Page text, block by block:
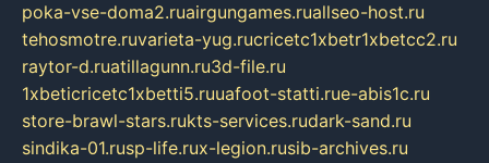
poka-vse-doma2.ruairgungames.ruallseo-host.ru
tehosmotre.ruvarieta-yug.rucricetc1xbetr1xbetcc2.ru
raytor-d.ruatillagunn.ru3d-file.ru
1xbeticricetc1xbetti5.ruuafoot-statti.rue-abis1c.ru
store-brawl-stars.rukts-services.rudark-sand.ru
sindika-01.rusp-life.rux-legion.rusib-archives.ru